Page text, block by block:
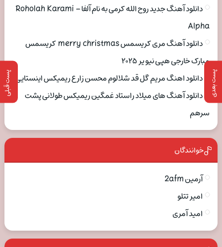
پست بعدی پست قبلی
دانلود آهنگ جدید روح الله کرمی به نام آلفا Roholah Karami –
Alpha
دانلود آهنگ مری کریسمس merry christmas کریسمس
مبارک خارجی هپی نیو یر ۲۰۲۵
دانلود اهنگ مریم گل قد شلالوم محسن زارع ریمیکس اینستایی
دانلود آهنگ های میلاد راستاد غمگین ریمیکس طولانی پشت
سرهم
خوانندگان
آرمین 2afm
امیر تتلو
امید آمری